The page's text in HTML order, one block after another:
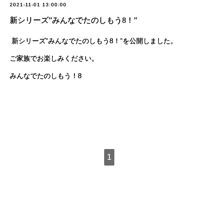
2021-11-01 13:00:00
新シリーズ”みんなでたのしもう8！”
新シリーズ”みんなでたのしもう8！”を公開しました。
ご家族でお楽しみください。
みんなでたのしもう！8
1